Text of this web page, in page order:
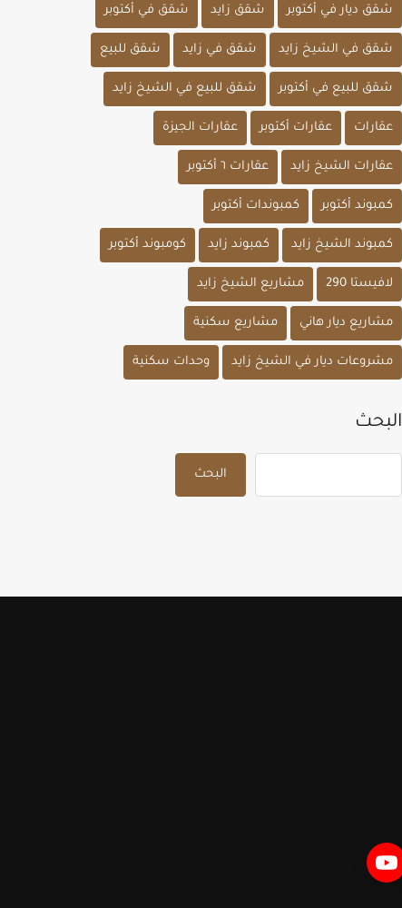
شقق ديار في أكتوبر شقق زايد شقق في أكتوبر
شقق في الشيخ زايد شقق في زايد شقق للبيع
شقق للبيع في أكتوبر شقق للبيع في الشيخ زايد
عقارات عقارات أكتوبر عقارات الجيزة
عقارات الشيخ زايد عقارات ٦ أكتوبر
كمبوند أكتوبر كمبوندات أكتوبر
كمبوند الشيخ زايد كمبوند زايد كومبوند أكتوبر
لافيستا 290 مشاريع الشيخ زايد
مشاريع ديار هاني مشاريع سكنية
مشروعات ديار في الشيخ زايد وحدات سكنية
البحث
البحث